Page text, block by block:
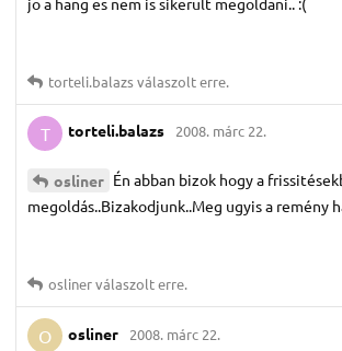
torteli.​balazsválaszolt erre.
T torteli.​balazs 2008. márc 22.
osliner Én abban bizok hogy a
megoldás..Bizakodjunk..Meg ugyis a remény
oslinerválaszolt erre.
O osliner 2008. márc 22.